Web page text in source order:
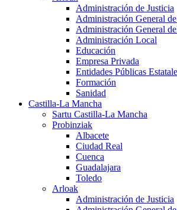
Administración de Justicia
Administración General
Administración General
Administración Local
Educación
Empresa Privada
Entidades Públicas
Formación
Sanidad
Castilla-La Mancha
Sartu Castilla-La Mancha
Probinziak
Albacete
Ciudad Real
Cuenca
Guadalajara
Toledo
Arloak
Administración de Justicia